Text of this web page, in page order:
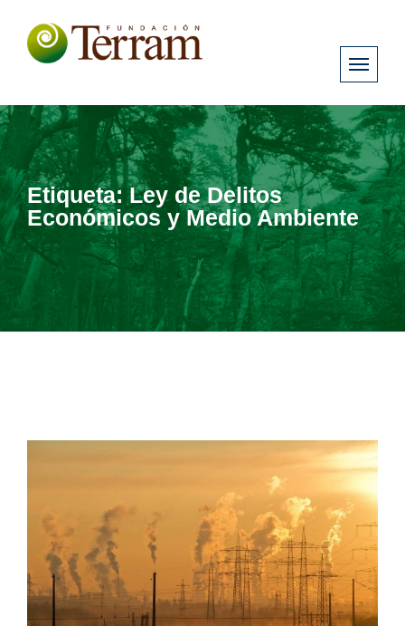
Etiqueta:Ley de Delitos
Económicos y Medio Ambiente